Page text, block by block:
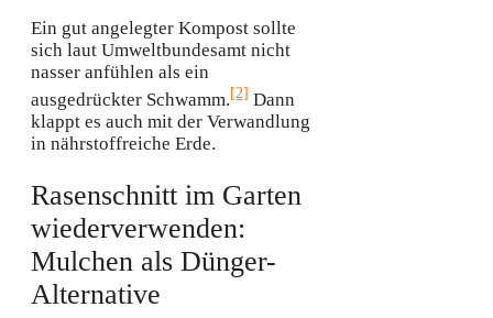
Ein gut angelegter Kompost sollte
sich laut Umweltbundesamt nicht
nasser anfühlen als ein
ausgedrückter Schwamm.[2] Dann
klappt es auch mit der Verwandlung
in nährstoffreiche Erde.
Rasenschnitt im Garten
wiederverwenden:
Mulchen als Dünger-
Alternative